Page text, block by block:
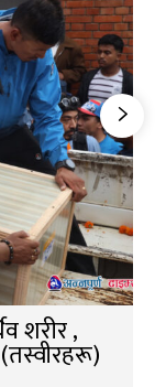
शरीर ,